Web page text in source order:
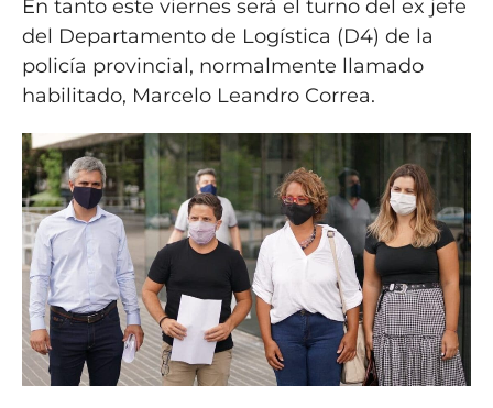
En tanto este viernes será el turno del ex jefe
del Departamento de Logística (D4) de la
policía provincial, normalmente llamado
habilitado, Marcelo Leandro Correa.